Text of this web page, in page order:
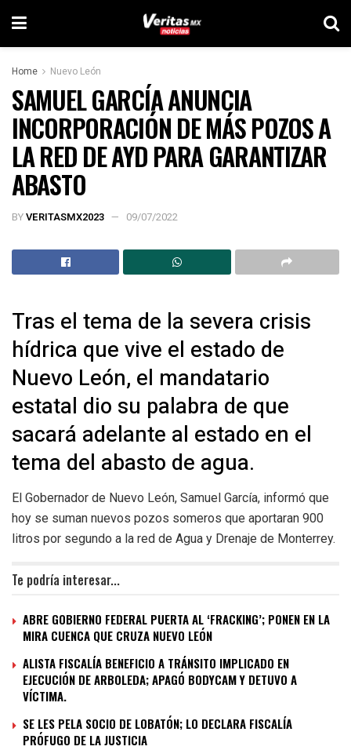
Home Nuevo León
SAMUEL GARCÍA ANUNCIA
INCORPORACIÓN DE MÁS POZOS A
LA RED DE AYD PARA GARANTIZAR
ABASTO
BYVERITASMX2023 09/07/2022
Tras el tema de la severa crisis
hídrica que vive el estado de
Nuevo León, el mandatario
estatal dio su palabra de que
sacará adelante al estado en el
tema del abasto de agua.
El Gobernador de Nuevo León, Samuel García, informó que
hoy se suman nuevos pozos someros que aportaran 900
litros por segundo a la red de Agua y Drenaje de Monterrey.
Te podría interesar...
ABRE GOBIERNO FEDERAL PUERTA AL ‘FRACKING’; PONEN EN LA
MIRA CUENCA QUE CRUZA NUEVO LEÓN
ALISTA FISCALÍA BENEFICIO A TRÁNSITO IMPLICADO EN
EJECUCIÓN DE ARBOLEDA; APAGÓ BODYCAM Y DETUVO A
VÍCTIMA.
SE LES PELA SOCIO DE LOBATÓN; LO DECLARA FISCALÍA
PRÓFUGO DE LA JUSTICIA